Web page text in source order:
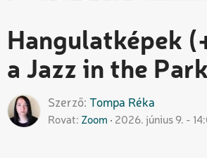
Hangulatképek
a Jazz in the
Szerző Tompa Réka
Rovat Zoom 2026. június 9. -